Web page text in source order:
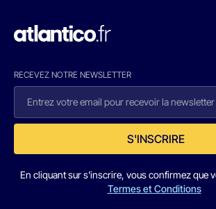
RECEVEZ NOTRE NEWSLETTER
S'INSCRIRE
En cliquant sur s'inscrire, vous confirmez que
Termes et Conditions